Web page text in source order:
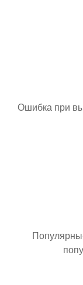
Ошибка при